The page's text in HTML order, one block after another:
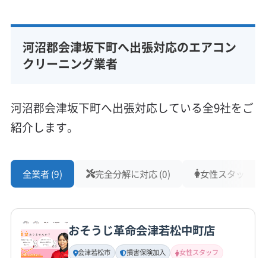
河沼郡会津坂下町へ出張対応のエアコン
クリーニング業者
河沼郡会津坂下町へ出張対応している全9社をご
紹介します。
全業者 (9) 完全分解に対応 (0) 女性スタッフ在
おそうじ革命会津若松中町店
会津若松市 損害保険加入 女性スタッフ